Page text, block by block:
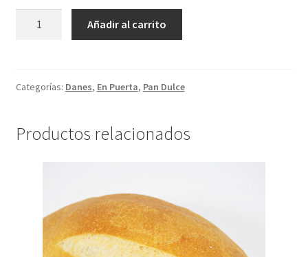
Añadir al carrito
Categorías: Danes, En Puerta, Pan Dulce
Productos relacionados